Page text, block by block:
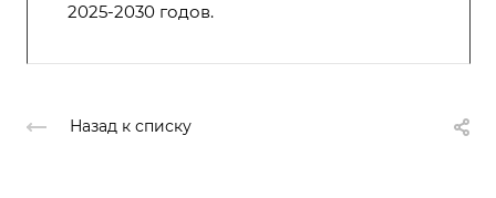
2025-2030 годов.
Назад к списку